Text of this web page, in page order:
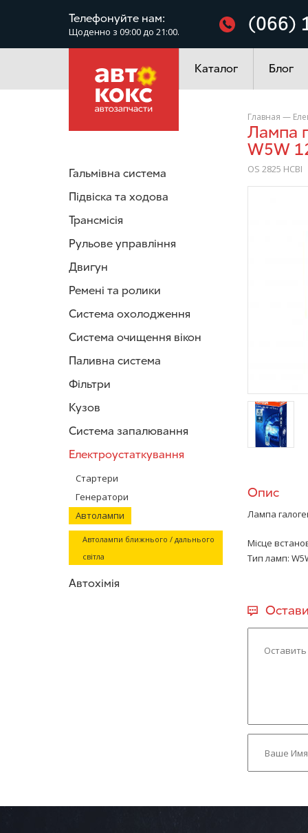
Телефонуйте нам:
Щоденно з 09:00 до 21:00. (066)
Каталог
Електроустаткування
Блог
Гальмівна система
Підвіска та ходова
Трансмісія
Рульове управління
Двигун
Ремені та ролики
Система охолодження
Система очищення вікон
Паливна система
Фільтри
Кузов
Система запалювання
Електроустаткування
Стартери
Генератори
Автолампи
Автолампи ближнього / дальнього
світла
Автохімія
Главная —
Лампа галогенна Osram OS 2825 HCBI COOL BLUE Intense
W5W
OS 2825 HCBI
Опис
Лампа
Місце
Тип ламп: